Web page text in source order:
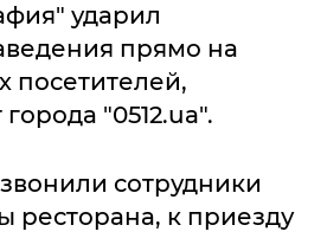
ударил
прямо на
посетителей,
"0512.ua".
сотрудники
ресторана, к приезду